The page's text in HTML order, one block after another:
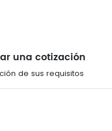
una cotización
de sus requisitos